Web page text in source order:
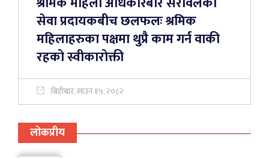
सेवा प्रदायकबीच छलफलः श्रमिक
महिलाहरुका पक्षमा थुप्रै काम गर्न वाकी
रहको स्वीकारोक्ती
बिहीबार, साउन १५, २०८२
लोकप्रीय